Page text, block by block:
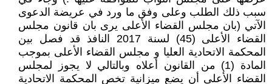
سبب ذلك الطلب وعلى وفق ما ورد في عريضة الدعوى
الآتي (بان مجلس القضاء الأعلى يرى بان قانون مجلس
القضاء الأعلى (45) لسنة 2017 النافذ قد فصل بين
المحكمة الاتحادية العليا و مجلس القضاء الأعلى بموجب
المادة (1) من القانون أعلاه وبالتالي لا يجوز لمجلس
القضاء الأعلى أن يضع ميزانية تخص المحكمة الاتحادية